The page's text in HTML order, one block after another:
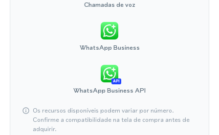
Chamadas de voz
WhatsApp Business
API
WhatsApp Business API
Os recursos disponíveis podem variar por número.
Confirme a compatibilidade na tela de compra antes de
adquirir.